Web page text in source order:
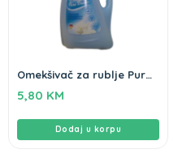
Omekšivač za rublje Pure
5,80 KM
Dodaj u korpu